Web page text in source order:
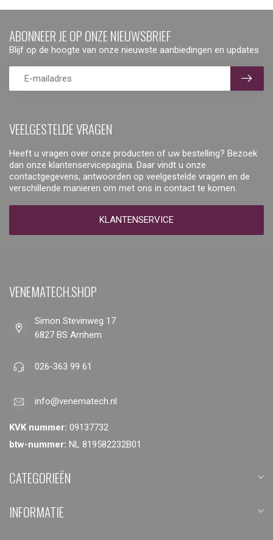
VEELGESTELDE VRAGEN
Heeft u vragen over onze producten of uw bestelling? Bezoek
dan onze klantenservicepagina. Daar vindt u onze
contactgegevens, antwoorden op veelgestelde vragen en de
verschillende manieren om met ons in contact te komen.
KLANTENSERVICE
ABONNEER JE OP ONZE NIEUWSBRIEF
Blijf op de hoogte van onze nieuwste aanbiedingen en updates
VENEMATECH.SHOP
Simon Stevinweg 17
6827 BS Arnhem
026-363 99 61
info@venematech.nl
KVK nummer: 09137732
btw-nummer: NL 819582232B01
CATEGORIEËN
INFORMATIE